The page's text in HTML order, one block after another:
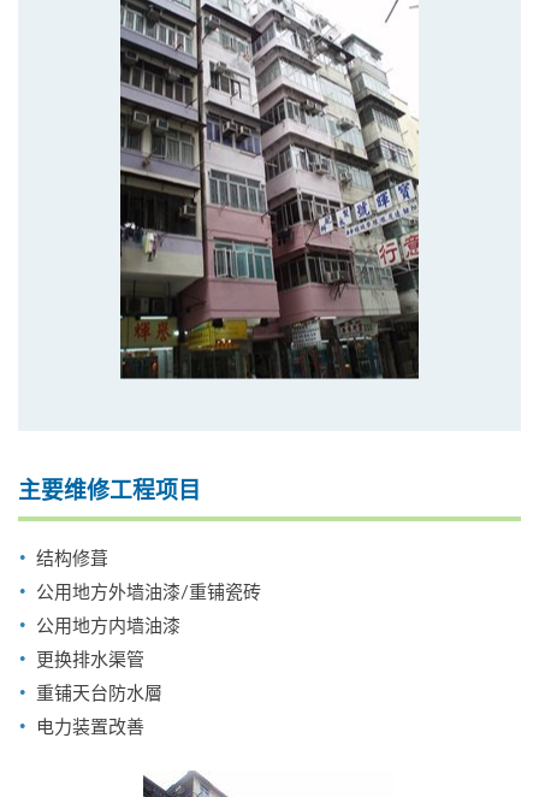
主要维修工程项目
结构修葺
公用地方外墙油漆/重铺瓷砖
公用地方内墙油漆
更换排水渠管
重铺天台防水層
电力装置改善